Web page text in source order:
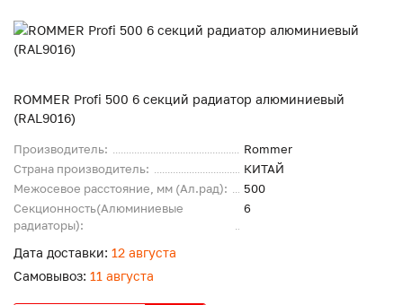
ROMMER Profi 500 6 секций радиатор алюминиевый
(RAL9016)
Производитель:
Rommer
Страна производитель:
КИТАЙ
Межосевое расстояние, мм (Ал.рад):
500
Секционность(Алюминиевые
радиаторы):
6
Дата доставки: 12 августа
Самовывоз: 11 августа